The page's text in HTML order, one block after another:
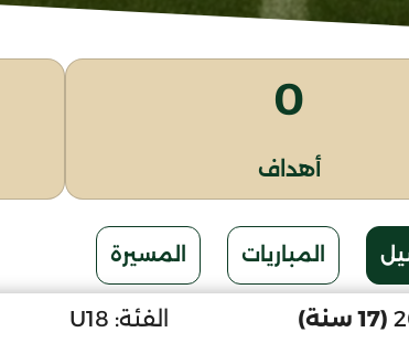
0
أهداف
المباريات المسيرة
(17 سنة) الفئة: U18